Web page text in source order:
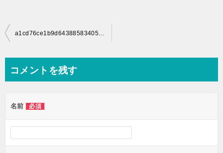
投
ビ
ー
シ
a1cd76ce1b9d643885834052a03b0a99_s
コメントを残す
名前 必須